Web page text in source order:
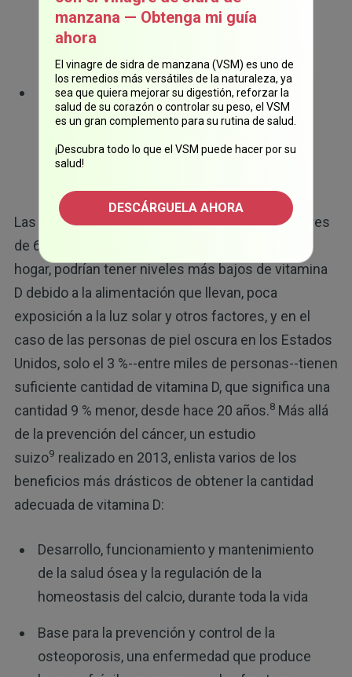
raquitismo, que en muchos casos ha
demostrado causar malformación de los
huesos y/o fracturas
Parece desempeñar un rol en la resistencia
a la insulina, hipertensión arterial y función
enfermedades cardiacas y el cáncer
Las personas que padecen obesidad, son mayores
de 65 años de edad y/o están confinadas en el
hogar, podrían tener niveles más bajos de vitamina
D debido a la alimentación que llevan, poca
exposición a la luz solar y otros factores, y en el
caso de las personas de piel oscura en los Estados
Unidos, solo el 3 %--entre miles de personas--tienen
suficiente cantidad de vitamina D, que significa una
cantidad 9 % menor, desde hace 20 años.8 Más allá
de la prevención del cáncer, un estudio
suizo9 realizado en 2013, enlista varios de los
beneficios más drásticos de obtener la cantidad
adecuada de vitamina D:
Desarrollo, funcionamiento y mantenimiento
de la salud ósea y la regulación de la
homeostasis del calcio, durante toda la vida
Base para la prevención y control de la
osteoporosis, una enfermedad que produce
manzana — Obtenga mi guía
ahora
El vinagre de sidra de manzana (VSM) es uno de
los remedios más versátiles de la naturaleza, ya
sea que quiera mejorar su digestión, reforzar la
salud de su corazón o controlar su peso, el VSM
es un gran complemento para su rutina de salud.
¡Descubra todo lo que el VSM puede hacer por su
salud!
DESCÁRGUELA AHORA